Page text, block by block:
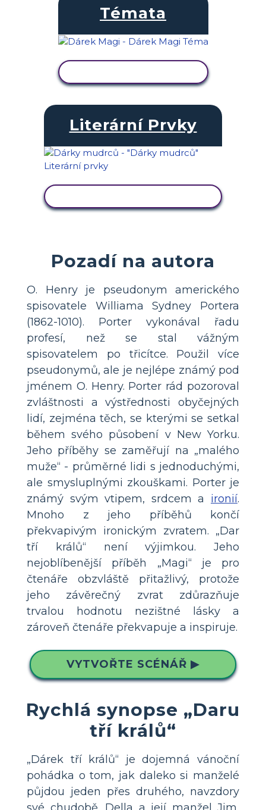
Témata
Literární Prvky
Pozadí na autora
O. Henry je pseudonym amerického
spisovatele Williama Sydney Portera
(1862-1010). Porter vykonával řadu
profesí, než se stal vážným
spisovatelem po třicítce. Použil více
pseudonymů, ale je nejlépe známý pod
jménem O. Henry. Porter rád pozoroval
zvláštnosti a výstřednosti obyčejných
lidí, zejména těch, se kterými se setkal
během svého působení v New Yorku.
Jeho příběhy se zaměřují na „malého
muže“ - průměrné lidi s jednoduchými,
ale smysluplnými zkouškami. Porter je
známý svým vtipem, srdcem a ironií.
Mnoho z jeho příběhů končí
překvapivým ironickým zvratem. „Dar
tří králů“ není výjimkou. Jeho
nejoblíbenější příběh „Magi“ je pro
čtenáře obzvláště přitažlivý, protože
jeho závěrečný zvrat zdůrazňuje
trvalou hodnotu nezištné lásky a
zároveň čtenáře překvapuje a inspiruje.
VYTVOŘTE SCÉNÁŘ ▶
Rychlá synopse „Daru
tří králů“
„Dárek tří králů“ je dojemná vánoční
pohádka o tom, jak daleko si manželé
půjdou jeden přes druhého, navzdory